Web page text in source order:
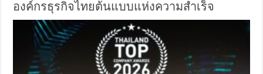
องค์กรธุรกิจไทยต้นแบบแห่งความสำเร็จ